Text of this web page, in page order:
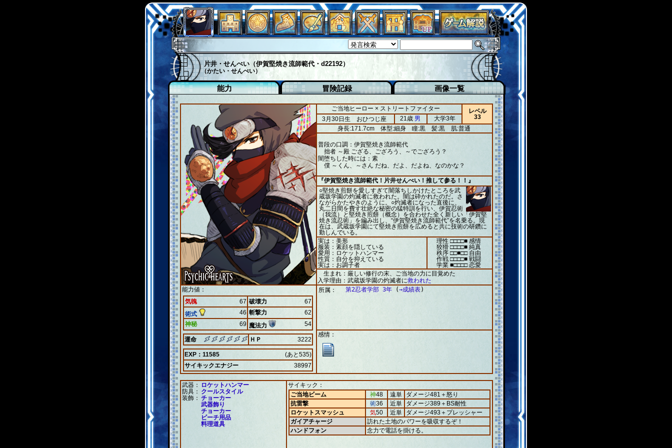
片井・せんべい（伊賀堅焼き流師範代・d22192）
（かたい・せんべい）
能力 冒険記録 画像一覧
ご当地ヒーロー × ストリートファイター
レベル
33
3月30日生 おひつじ座 21歳 男
大学3年
身長:171.7cm 体型:細身 瞳:黒 髪:黒 肌:普通
普段の口調：伊賀堅焼き流師範代
拙者 ～殿 ござる、ござろう、～でござろう？
闇堕ちした時には：素
僕 ～くん、～さん だね、だよ、だよね、なのかな？
『伊賀堅焼き流師範代！片井せんべい！推して参る！！』
○堅焼き煎餅を愛しすぎて闇落ちしかけたところを武
蔵坂学園の灼滅者に救われた。闇は砕かれたのだ。さ
ながらかたやきのように。○灼滅者になった直後に、
丸二日間を費す壮絶な秘密の猛特訓を行い、伊賀忍術
（我流）と堅焼き煎餅（概念）を合わせた全く新しい「伊賀堅
焼き流忍術」を編み出し、“伊賀堅焼き流師範代”を名乗る。現
在は、武蔵坂学園にて堅焼き煎餅を広めると共に技術の研鑽に
勤しんでいる。
実は：美形
服装：素顔を隠している
愛用：ロケットハンマー
性質：自分を抑えている
実は：お調子者
理性 □□□□■ 感情
狡猾 □□□□■ 純真
秩序 □□■□□ 自由
作戦 □□□□■ 戦闘
学業 ■□□□□ 恋愛
生まれ：厳しい修行の末、ご当地の力に目覚めた
入学理由：武蔵坂学園の灼滅者に救われた
能力値：
気魄
67 破壊力
67
術式
46 斬撃力
62
神秘
69 魔法力 54
運命 ＨＰ 3222
EXP：11585
(あと535)
サイキックエナジー
38997
所属： 第2忍者学部 3年 (→成績表)
感情：
武器：
ロケットハンマー
防具： クールスタイル
装飾： チョーカー
武器飾り
チョーカー
ビーチ用品
料理道具
サイキック：
ご当地ビーム
神48 遠単
ダメージ481＋怒り
抗雷撃
術36 近単
ダメージ389＋BS耐性
ロケットスマッシュ
気50 近単
ダメージ493＋プレッシャー
ガイアチャージ
訪れた土地のパワーを吸収するぞ！
ハンドフォン
念力で電話を掛ける。